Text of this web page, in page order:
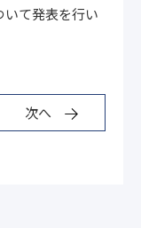
いて発表を行い
次へ